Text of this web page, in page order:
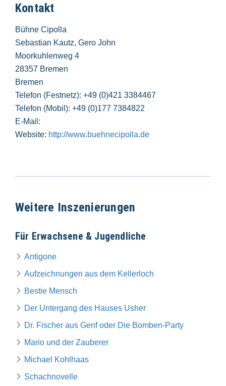
Kontakt
Bühne Cipolla
Sebastian Kautz, Gero John
Moorkuhlenweg 4
28357 Bremen
Bremen
Telefon (Festnetz): +49 (0)421 3384467
Telefon (Mobil): +49 (0)177 7384822
E-Mail:
Website: http://www.buehnecipolla.de
Weitere Inszenierungen
Für Erwachsene & Jugendliche
Antigone
Aufzeichnungen aus dem Kellerloch
Bestie Mensch
Der Untergang des Hauses Usher
Dr. Fischer aus Genf oder Die Bomben-Party
Mario und der Zauberer
Michael Kohlhaas
Schachnovelle